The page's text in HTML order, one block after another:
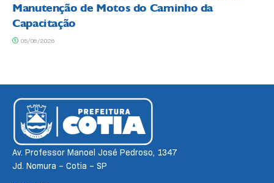
Manutenção de Motos do Caminho da
Capacitação
05/08/2026
Av. Professor Manoel José Pedroso, 1347
Jd. Nomura – Cotia – SP